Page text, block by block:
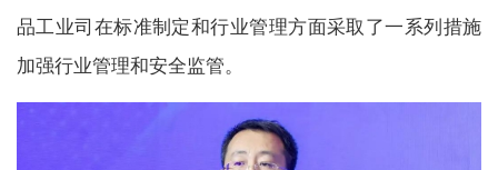
品工业司在标准制定和行业管理方面采取了一系列措施
加强行业管理和安全监管。